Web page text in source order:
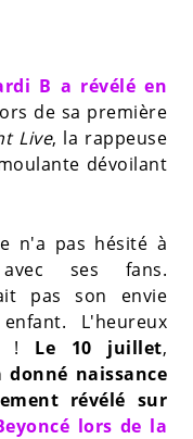
B a révélé en
de sa première
Live, la rappeuse
dévoilant
n'a pas hésité à
ses fans.
pas son envie
L'heureux
! Le 10 juillet,
donné naissance
révélé sur
lors de la